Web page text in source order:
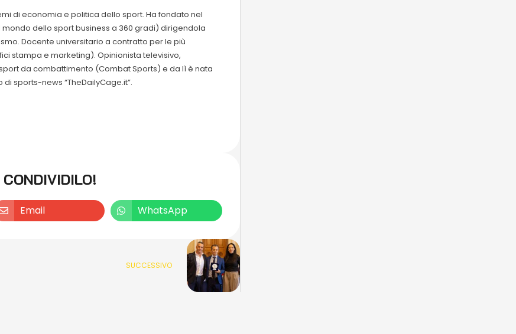
di economia e politica dello sport. Ha fondato nel
dello sport business a 360 gradi) dirigendola
Docente universitario a contratto per le più
stampa e marketing). Opinionista televisivo,
da combattimento (Combat Sports) e da lì è nata
sports-news “TheDailyCage.it”.
Email WhatsApp
SUCCESSIVO